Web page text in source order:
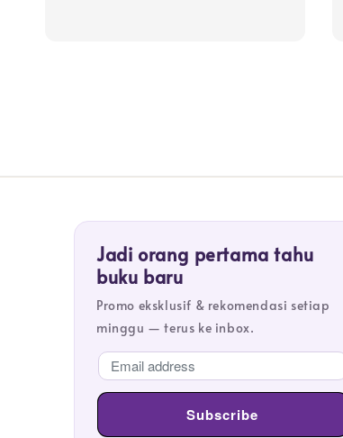
Jadi orang pertama tahu
buku baru
Promo eksklusif & rekomendasi setiap
minggu — terus ke inbox.